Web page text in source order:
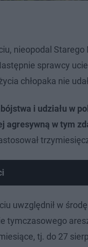
nieopodal
sprawcy
chłopaka nie
i udziału w
agresywną w tym
uwzględnił w
tymczasowego
tj. do 27